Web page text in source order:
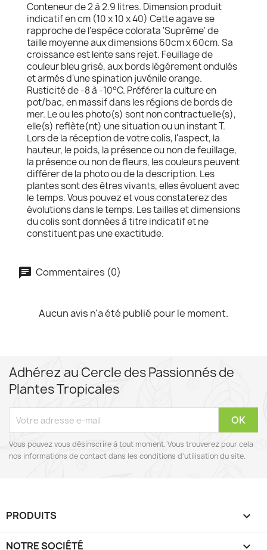
Conteneur de 2 à 2.9 litres. Dimension produit
indicatif en cm (10 x 10 x 40) Cette agave se
rapproche de l'espèce colorata 'Suprême' de
taille moyenne aux dimensions 60cm x 60cm. Sa
croissance est lente sans rejet. Feuillage de
couleur bleu grisé, aux bords légérement ondulés
et armés d'une spination juvénile orange.
Rusticité de -8 à -10°C. Préférer la culture en
pot/bac, en massif dans les régions de bords de
mer. Le ou les photo(s) sont non contractuelle(s),
elle(s) reflète(nt) une situation ou un instant T.
Lors de la réception de votre colis, l'aspect, la
hauteur, le poids, la présence ou non de feuillage,
la présence ou non de fleurs, les couleurs peuvent
différer de la photo ou de la description. Les
plantes sont des êtres vivants, elles évoluent avec
le temps. Vous pouvez et vous constaterez des
évolutions dans le temps. Les tailles et dimensions
du colis sont données à titre indicatif et ne
constituent pas une exactitude.
Commentaires (0)
Aucun avis n'a été publié pour le moment.
Adhérez au Cercle des Passionnés de
Plantes Tropicales
Vous pouvez vous désinscrire à tout moment. Vous trouverez pour cela
nos informations de contact dans les conditions d'utilisation du site.
PRODUITS 
NOTRE SOCIÉTÉ 